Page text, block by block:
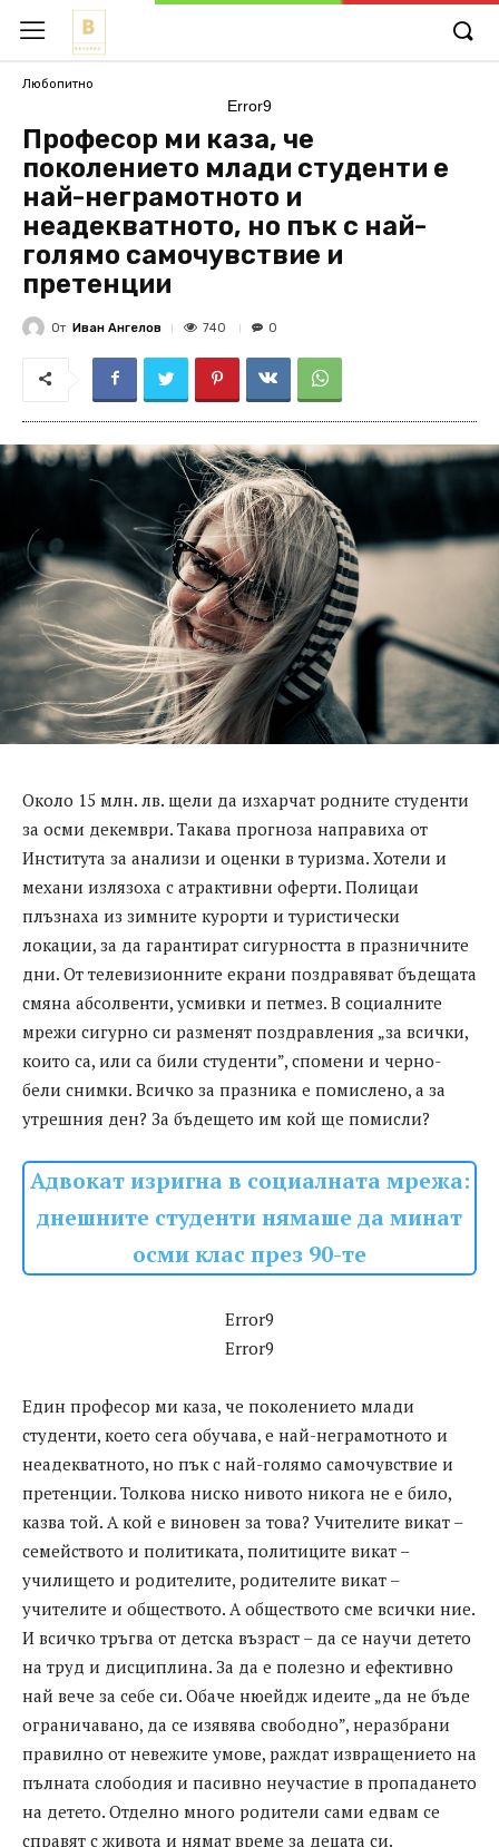
Любопитно
Error9
Професор ми каза, че
поколението млади студенти е
най-неграмотното и
неадекватното, но пък с най-
голямо самочувствие и
претенции
От Иван Ангелов 740 0
Около 15 млн. лв. щели да изхарчат родните студенти
за осми декември. Такава прогноза направиха от
Института за анализи и оценки в туризма. Хотели и
механи излязоха с атрактивни оферти. Полицаи
плъзнаха из зимните курорти и туристически
локации, за да гарантират сигурността в празничните
дни. От телевизионните екрани поздравяват бъдещата
смяна абсолвенти, усмивки и петмез. В социалните
мрежи сигурно си разменят поздравления „за всички,
които са, или са били студенти”, спомени и черно-
бели снимки. Всичко за празника е помислено, а за
утрешния ден? За бъдещето им кой ще помисли?
Адвокат изригна в социалната мрежа:
днешните студенти нямаше да минат
осми клас през 90-те
Error9
Error9
Един професор ми каза, че поколението млади
студенти, което сега обучава, е най-неграмотното и
неадекватното, но пък с най-голямо самочувствие и
претенции. Толкова ниско нивото никога не е било,
казва той. А кой е виновен за това? Учителите викат –
семейството и политиката, политиците викат –
училището и родителите, родителите викат –
учителите и обществото. А обществото сме всички ние.
И всичко тръгва от детска възраст – да се научи детето
на труд и дисциплина. За да е полезно и ефективно
най вече за себе си. Обаче нюейдж идеите „да не бъде
ограничавано, да се изявява свободно”, неразбрани
правилно от невежите умове, раждат извращението на
пълната слободия и пасивно неучастие в пропадането
на детето. Отделно много родители сами едвам се
справят с живота и нямат време за децата си.